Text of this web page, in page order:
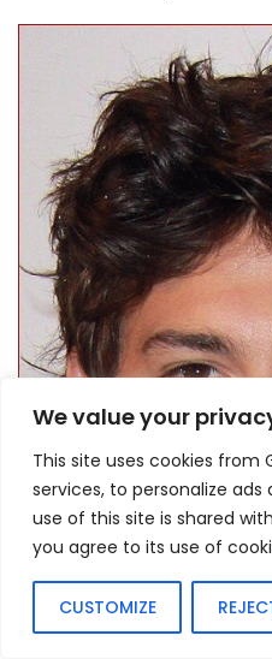
We value your
This site uses cookies from
services, to personalize
use of this site is shared with
you agree to its use of
CUSTOMIZE